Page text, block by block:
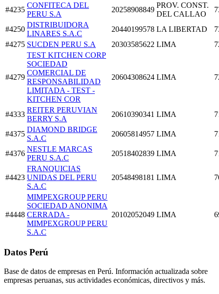
#4235
CONFITECA DEL
PERU S.A
20258908849
PROV. CONST.
DEL CALLAO
#4250
DISTRIBUIDORA
LINARES S.A.C
20440199578 LA LIBERTAD
#4275 SUCDEN PERU S.A 20303585622 LIMA
#4279
TEST KITCHEN CORP
SOCIEDAD
COMERCIAL DE
RESPONSABILIDAD
LIMITADA - TEST -
KITCHEN COR
20604308624 LIMA
#4333
REITER PERUVIAN
BERRY S.A
20610390341 LIMA
#4375
DIAMOND BRIDGE
S.A.C
20605814957 LIMA
#4376
NESTLE MARCAS
PERU S.A.C
20518402839 LIMA
#4423
FRANQUICIAS
UNIDAS DEL PERU
S.A.C
20548498181 LIMA
#4448
MIMPEXGROUP PERU
SOCIEDAD ANONIMA
CERRADA -
MIMPEXGROUP PERU
S.A.C
20102052049 LIMA
Datos Perú
Base de datos de empresas en Perú. Información actualizada sobre
empresas peruanas, sus actividades económicas, directivos y más.